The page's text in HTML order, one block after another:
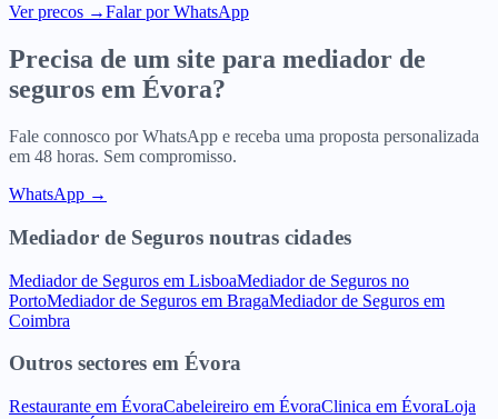
Ver precos →Falar por WhatsApp
Precisa de um site para mediador de
seguros em Évora?
Fale connosco por WhatsApp e receba uma proposta personalizada
em 48 horas. Sem compromisso.
WhatsApp →
Mediador de Seguros noutras cidades
Mediador de Seguros em LisboaMediador de Seguros no
PortoMediador de Seguros em BragaMediador de Seguros em
Coimbra
Outros sectores em Évora
Restaurante em ÉvoraCabeleireiro em ÉvoraClinica em ÉvoraLoja